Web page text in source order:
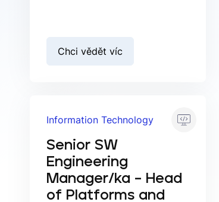
Chci vědět víc
Information Technology
Senior SW
Engineering
Manager/ka – Head
of Platforms and